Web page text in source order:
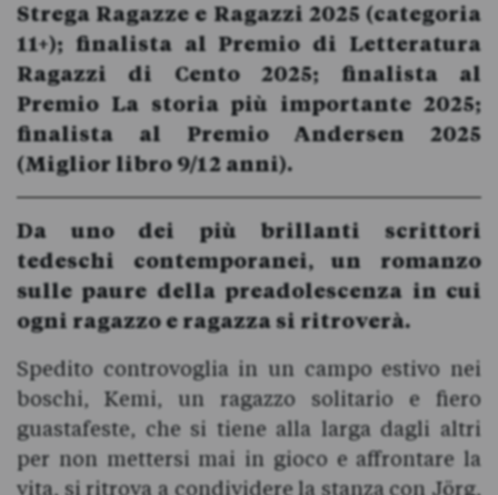
Strega Ragazze e Ragazzi 2025 (categoria
11+); finalista al Premio di Letteratura
Ragazzi di Cento 2025; finalista al
Premio La storia più importante 2025;
finalista al Premio Andersen 2025
(Miglior libro 9/12 anni).
Da uno dei più brillanti scrittori
tedeschi contemporanei, un romanzo
sulle paure della preadolescenza in cui
ogni ragazzo e ragazza si ritroverà.
Spedito controvoglia in un campo estivo nei
boschi, Kemi, un ragazzo solitario e fiero
guastafeste, che si tiene alla larga dagli altri
per non mettersi mai in gioco e affrontare la
vita, si ritrova a condividere la stanza con Jörg,